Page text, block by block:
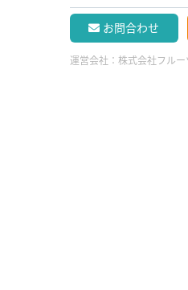
お問合わせ
運営会社： 株式会社フル